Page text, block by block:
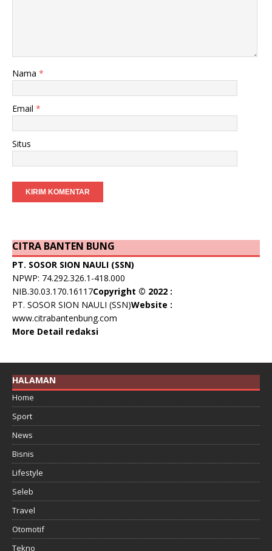
Nama *
Email *
Situs
CITRA BANTEN BUNG
PT. SOSOR SION NAULI (SSN)
NPWP: 74.292.326.1-418.000
NIB.30.03.170.16117Copyright © 2022 :
PT. SOSOR SION NAULI (SSN)Website :
www.citrabantenbung.com
More Detail redaksi
HALAMAN
Home
Sport
News
Bisnis
Lifestyle
Seleb
Travel
Otomotif
Tekno